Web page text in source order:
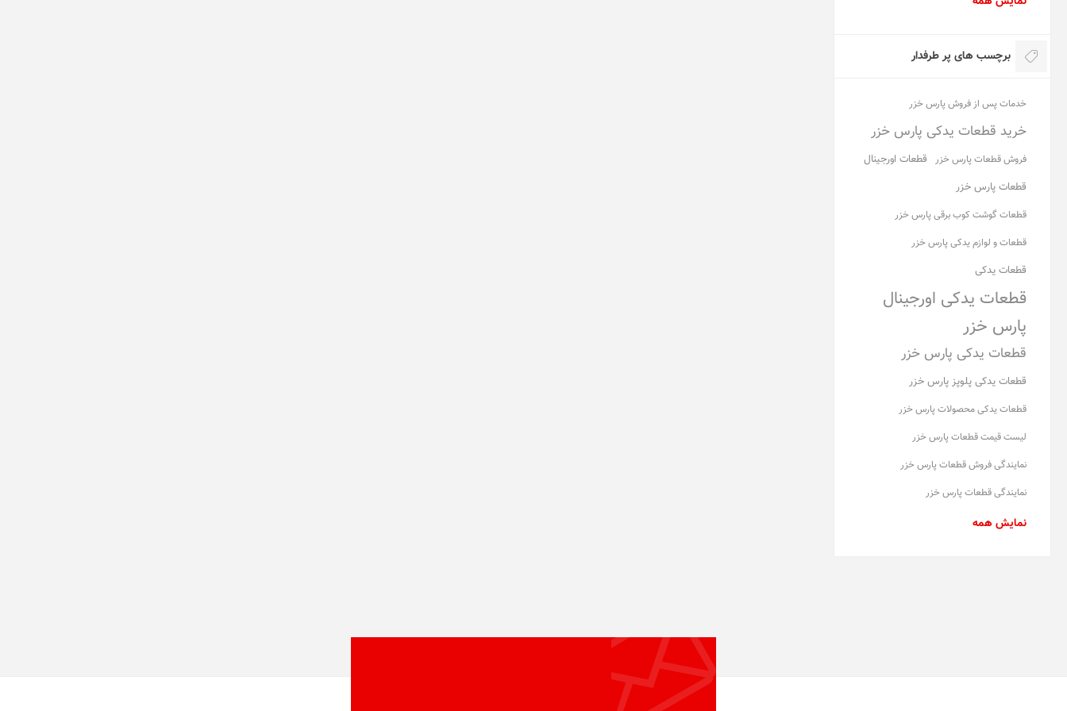
برچسب های پر طرفدار
خدمات پس از فروش پارس خزر
خرید قطعات یدکی پارس خزر
فروش قطعات پارس خزر
قطعات اورجینال
قطعات پارس خزر
قطعات گوشت کوب برقی پارس خزر
قطعات و لوازم یدکی پارس خزر
قطعات یدکی
قطعات یدکی اورجینال
پارس خزر
قطعات یدکی پارس خزر
قطعات یدکی پلوپز پارس خزر
قطعات یدکی محصولات پارس خزر
لیست قیمت قطعات پارس خزر
نمایندگی فروش قطعات پارس خزر
نمایندگی قطعات پارس خزر
نمایش همه